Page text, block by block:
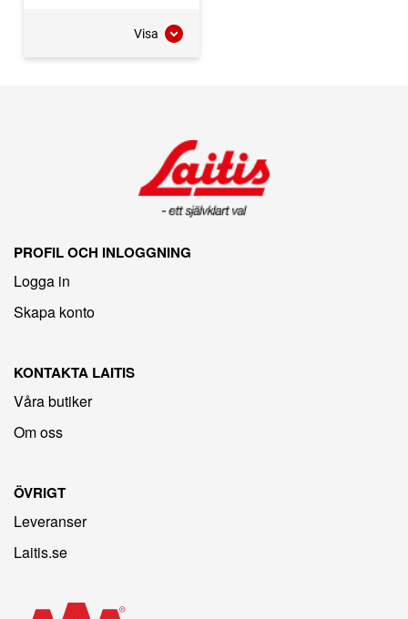
Visa
PROFIL OCH INLOGGNING
Logga in
Skapa konto
KONTAKTA LAITIS
Våra butiker
Om oss
ÖVRIGT
Leveranser
Laitis.se